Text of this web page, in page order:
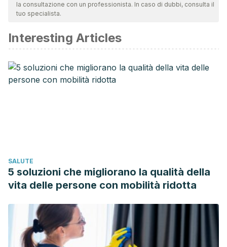
validità. La bibliografia di questo articolo è stata considerata
Roach PJ., Glycogen and its metabolism. Curr Mol Med,
2002. 2(2): 101-20.
Kanter M. High-Quality Carbohydrates and Physical
Performance: Expert Panel Report.
la consultazione con un professionista. In caso di dubbi, consulta il
tuo specialista.
Interesting Articles
SALUTE
5 soluzioni che migliorano la qualità della
vita delle persone con mobilità ridotta